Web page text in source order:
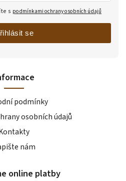
podmínky
osobních údajů
nám
online platby
s podmínkami ochrany osobních údajů
se